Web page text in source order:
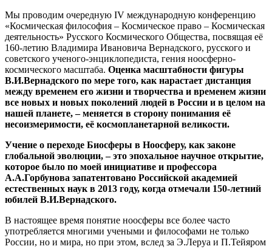
Мы проводим очередную IV международную конференцию
«Космическая философия – Космическое право – Космическая
деятельность» Русского Космического Общества, посвящая её
160-летию Владимира Ивановича Вернадского, русского и
советского ученого-энциклопедиста, гения ноосферно-
космического масштаба. Оценка масштабности фигуры
В.И.Вернадского по мере того, как нарастает дистанция
между временем его жизни и творчества и временем жизни
все новых и новых поколений людей в России и в целом на
нашей планете, – меняется в сторону понимания её
несоизмеримости, её космопланетарной великости.
Учение о переходе Биосферы в Ноосферу, как законе
глобальной эволюции, – это эпохальное научное открытие,
которое было по моей инициативе и профессора
А.А.Горбунова запатентовано Российской академией
естественных наук в 2013 году, когда отмечали 150-летний
юбилей В.И.Вернадского.
В настоящее время понятие ноосферы все более часто
употребляется многими учеными и философами не только
России, но и мира, но при этом, вслед за Э.Леруа и П.Тейяром